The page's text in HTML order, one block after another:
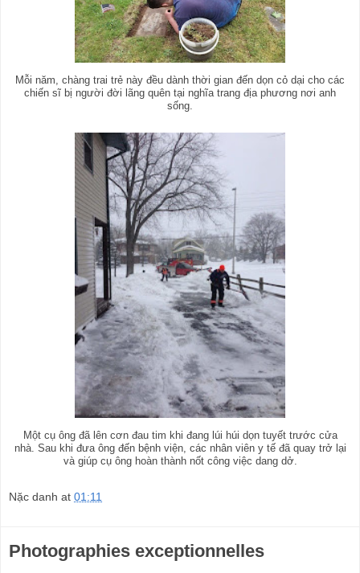
Mỗi năm, chàng trai trẻ này đều dành thời gian đến dọn cỏ dại cho các
chiến sĩ bị người đời lãng quên tại nghĩa trang địa phương nơi anh
sống.
Một cụ ông đã lên cơn đau tim khi đang lúi húi dọn tuyết trước cửa
nhà. Sau khi đưa ông đến bệnh viện, các nhân viên y tế đã quay trở lại
và giúp cụ ông hoàn thành nốt công việc dang dở.
Nặc danh at 01:11
Photographies exceptionnelles